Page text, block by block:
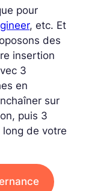
pour
, etc. Et
des
insertion
3
en
sur
puis 3
de votre